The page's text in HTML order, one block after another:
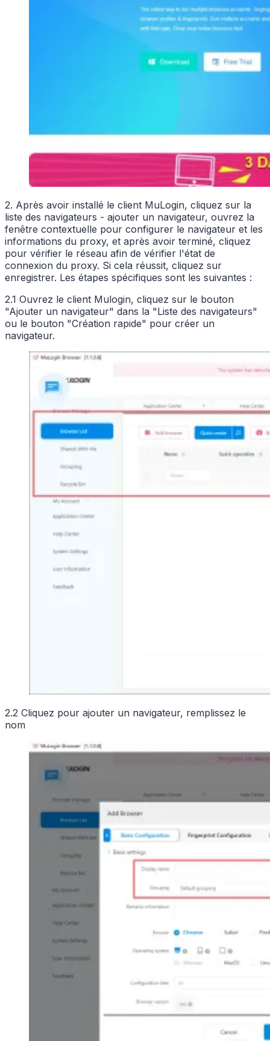
2. Après avoir installé le client MuLogin, cliquez sur la
liste des navigateurs - ajouter un navigateur, ouvrez la
fenêtre contextuelle pour configurer le navigateur et les
informations du proxy, et après avoir terminé, cliquez
pour vérifier le réseau afin de vérifier l'état de
connexion du proxy. Si cela réussit, cliquez sur
enregistrer. Les étapes spécifiques sont les suivantes :
2.1 Ouvrez le client Mulogin, cliquez sur le bouton
"Ajouter un navigateur" dans la "Liste des navigateurs"
ou le bouton "Création rapide" pour créer un
navigateur.
2.2 Cliquez pour ajouter un navigateur, remplissez le
nom